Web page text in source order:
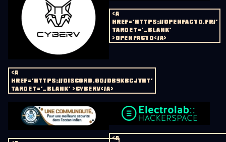
<A
HREF='HTTPS://DISCORD.GG/DB9KBCJYHT'
TARGET='_BLANK' >CYBERV</A>
<A
HREF='HTTPS://OPENFACTO.FR/'
TARGET='_BLANK'
>OPENFACTO</A>
<A